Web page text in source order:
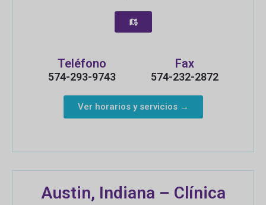
Teléfono
574-293-9743
Fax
574-232-2872
Ver horarios y servicios →
Austin, Indiana – Clínica